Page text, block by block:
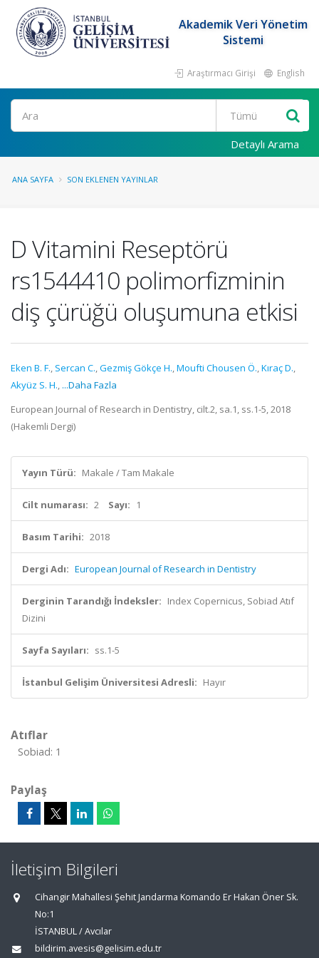
Akademik Veri Yönetim
Sistemi
Araştırmacı Girişi English
Ara
Detaylı Arama
ANA SAYFA SON EKLENEN YAYINLAR
D Vitamini Reseptörü
rs1544410 polimorfizminin
diş çürüğü oluşumuna etkisi
Eken B. F., Sercan C.,Gezmiş Gökçe H.,Moufti Chousen Ö.,Kıraç D.,
Akyüz S. H., ...Daha Fazla
European Journal of Research in Dentistry, cilt.2, sa.1, ss.1-5, 2018
(Hakemli Dergi)
Yayın Türü: Makale / Tam Makale
Cilt numarası: 2 Sayı: 1
Basım Tarihi: 2018
Dergi Adı: European Journal of Research in Dentistry
Derginin Tarandığı İndeksler: Index Copernicus, Sobiad Atıf
Dizini
Sayfa Sayıları: ss.1-5
İstanbul Gelişim Üniversitesi Adresli: Hayır
Atıflar
Sobiad: 1
Paylaş
İletişim Bilgileri
Cihangir Mahallesi Şehit Jandarma Komando Er Hakan Öner Sk.
No:1
İSTANBUL / Avcılar
bildirim.avesis@gelisim.edu.tr